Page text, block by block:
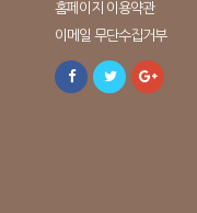
홈페이지 이용약관
이메일 무단수집거부